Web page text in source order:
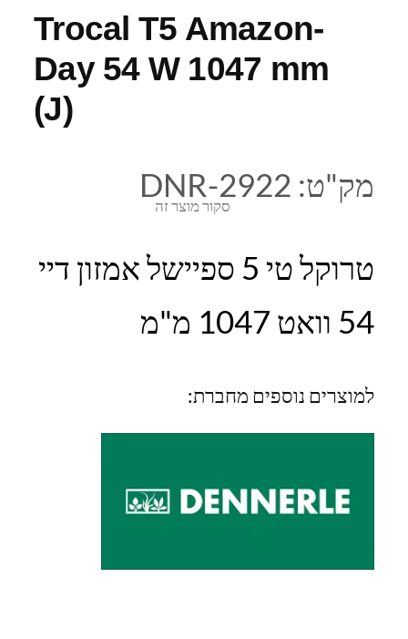
Trocal T5 Amazon-
Day 54 W 1047 mm
(J)
סקור מוצר זה
מק"ט: DNR-2922
טרוקל טי 5 ספיישל אמזון דיי
54 וואט 1047 מ"מ
למוצרים נוספים מחברת: